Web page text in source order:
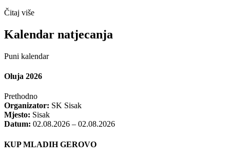
Čitaj više
Kalendar natjecanja
Puni kalendar
Oluja 2026
Prethodno
Organizator: SK Sisak
Mjesto: Sisak
Datum: 02.08.2026 – 02.08.2026
KUP MLADIH GEROVO